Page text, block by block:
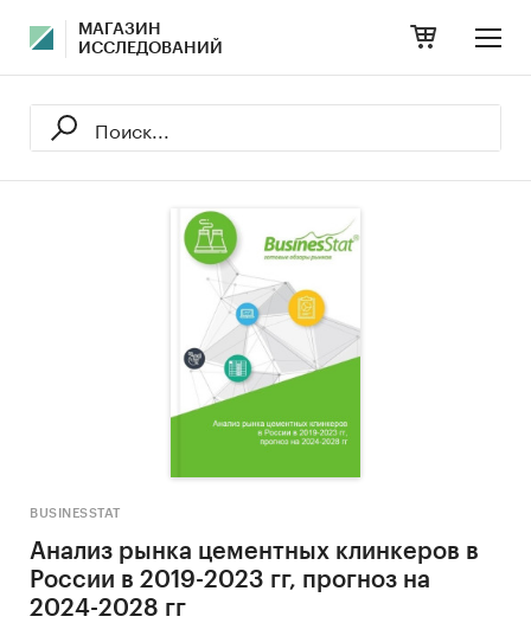
МАГАЗИН
ИССЛЕДОВАНИЙ
BUSINESSTAT
Анализ рынка цементных клинкеров в
России в 2019-2023 гг, прогноз на
2024-2028 гг